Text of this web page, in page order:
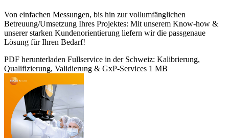
Von einfachen Messungen, bis hin zur vollumfänglichen
Betreuung/Umsetzung Ihres Projektes: Mit unserem Know-how &
unserer starken Kundenorientierung liefern wir die passgenaue
Lösung für Ihren Bedarf!
PDF herunterladen Fullservice in der Schweiz: Kalibrierung,
Qualifizierung, Validierung & GxP-Services 1 MB